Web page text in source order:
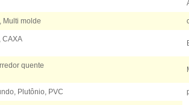
Multi molde
CAXA
quente
Plutônio, PVC